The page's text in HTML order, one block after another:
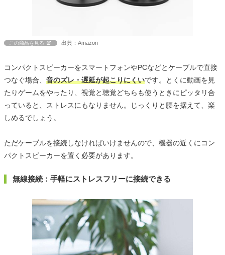
この商品を見る 出典：Amazon
コンパクトスピーカーをスマートフォンやPCなどとケーブルで直接
つなぐ場合、 音のズレ・遅延が起こりにくいです。とくに動画を見
たりゲームをやったり、視覚と聴覚どちらも使うときにピッタリ合
っていると、ストレスにもなりません。じっくりと腰を据えて、楽
しめるでしょう。
ただケーブルを接続しなければいけませんので、機器の近くにコン
パクトスピーカーを置く必要があります。
無線接続：手軽にストレスフリーに接続できる